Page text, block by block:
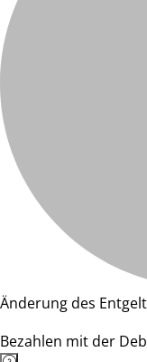
Änderung des
Bezahlen mit der